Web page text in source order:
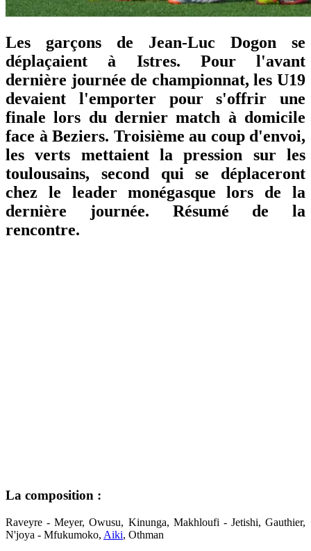
Les garçons de Jean-Luc Dogon se
déplaçaient à Istres. Pour l'avant
dernière journée de championnat, les U19
devaient l'emporter pour s'offrir une
finale lors du dernier match à domicile
face à Beziers. Troisième au coup d'envoi,
les verts mettaient la pression sur les
toulousains, second qui se déplaceront
chez le leader monégasque lors de la
dernière journée. Résumé de la
rencontre.
La composition :
Raveyre - Meyer, Owusu, Kinunga, Makhloufi - Jetishi, Gauthier,
N'joya - Mfukumoko, Aiki, Othman